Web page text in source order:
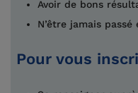
Avoir de bons
N’être jamais
Pour vous